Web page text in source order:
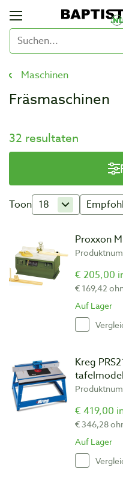
Maschinen
Fräsmaschinen
32 resultaten
Toon 18
Proxxon
€ 205,00
€ 169,42
Auf Lager
Kreg
€ 419,00
€ 346,28
Auf Lager